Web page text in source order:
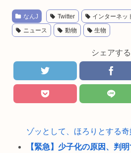
なんJ Twitter インターネッ
ニュース 動物 生物
シェアする
ゾッとして、ほろりとする奇
【緊急】少子化の原因、判